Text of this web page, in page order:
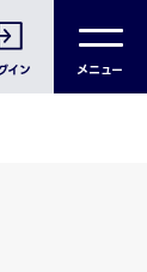
イン メニュー